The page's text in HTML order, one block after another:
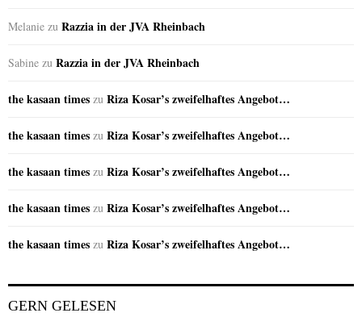
Melanie zu Razzia in der JVA Rheinbach
Sabine zu Razzia in der JVA Rheinbach
the kasaan times zu Riza Kosar’s zweifelhaftes Angebot…
the kasaan times zu Riza Kosar’s zweifelhaftes Angebot…
the kasaan times zu Riza Kosar’s zweifelhaftes Angebot…
the kasaan times zu Riza Kosar’s zweifelhaftes Angebot…
the kasaan times zu Riza Kosar’s zweifelhaftes Angebot…
GERN GELESEN